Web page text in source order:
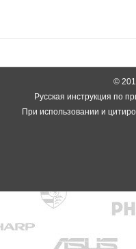
©
Русская инструкция по
При использовании и